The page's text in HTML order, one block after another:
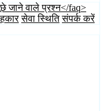
जाने वाले प्रश्न</faq>
सेवा स्थिति संपर्क करें